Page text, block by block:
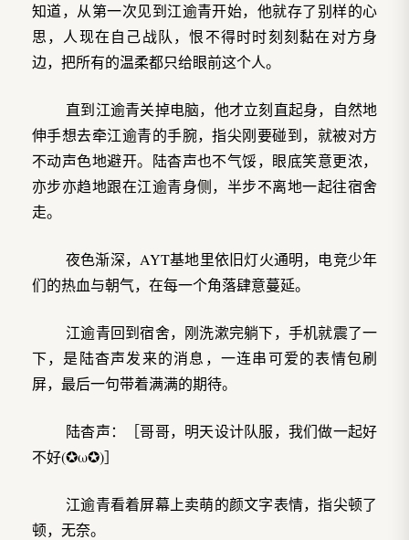
知道，从第一次见到江逾青开始，他就存了别样的心
思，人现在自己战队，恨不得时时刻刻黏在对方身
边，把所有的温柔都只给眼前这个人。
直到江逾青关掉电脑，他才立刻直起身，自然地
伸手想去牵江逾青的手腕，指尖刚要碰到，就被对方
不动声色地避开。陆杳声也不气馁，眼底笑意更浓，
亦步亦趋地跟在江逾青身侧，半步不离地一起往宿舍
走。
夜色渐深，AYT基地里依旧灯火通明，电竞少年
们的热血与朝气，在每一个角落肆意蔓延。
江逾青回到宿舍，刚洗漱完躺下，手机就震了一
下，是陆杳声发来的消息，一连串可爱的表情包刷
屏，最后一句带着满满的期待。
陆杳声：［哥哥，明天设计队服，我们做一起好
不好(✪ω✪)］
江逾青看着屏幕上卖萌的颜文字表情，指尖顿了
顿，无奈。